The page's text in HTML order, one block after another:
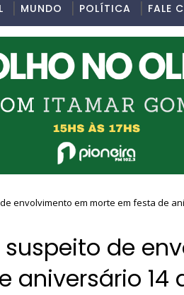
MUNDO POLÍTICA FALE
envolvimento em morte em festa de
de
aniversário 14